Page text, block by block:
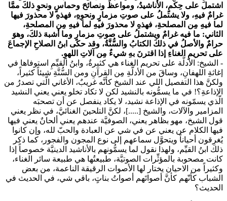
اشتملَ على حِكَمٍ، الأناشيدُ، ومواعظَ ونصائحَ وحماسٍ ونحوِ ذلكَ ممَّا
غرامٌ فيهِ، ولا يشتملُ على صوتِ مزمارٍ ونحوِهِ، فهذهِ لا محذورَ فيها
لما فيهِ مِن المصلحةِ، فهذهِ لا محذورَ فيهِ لما فيهِ مِن المصلحةِ،
الثاني: ما فيه غرامٌ ويشتملُ على صوتِ مزمارٍ وما أشبهَ ذلكَ، وهوَ
حرامٌ والأصلُ في ذلكَ الكتابُ والسُّنَّةُ، وقد حكى ابنُ الصلاحِ الإجماعَ
على تحريمِ الغناءِ إذا اقترنَ بهِ شيءٌ مِن آلاتِ اللهوِ.
- الشيخ: الأدلَّة على تحريم الغناء هي كثيرةٌ، وابنُ القيِّمِ استوفاها في
إغاثةِ اللهفانِ، وساقَ من الأدلَّةِ مِن القرآنِ ومن السُّنَّةِ شيئاً كثيراً،
ولكنَّ هذا التفصيل اللي عند الشيخ كأنَّه غريبٌ، الأغاني الّتي تصدرُ من
الإذاعةِ؟! في ما يسمُّونه بالنشيد لكن لا تكاد تخلو يعني يعني النشيد
الّذي يسمّونه في الإذاعة نشيد، لا يكاد ينفصل عن أن تصحبَه
المزامير والآلات، والشيخ [.....]، لكنَّ التلحينَ الغنائيَّ، في نظر يعني
قول الشيخ، مهو بظاهر يعني، الصوفيَّة عندهم يعني ألحانٌ يعني فيها
فيها الكلام عن يعني عن في شي عن العبادة والحبّ لله، وإن كانوا
يُغرِقون أحياناً ويتحوَّل سماعهم إلى نوع المجون والفجور، كما ذكر
ذلك ابنُ القيِّم، ولهذا نقول لما يسمُّونهم بالأناشيد الدينيَّة خصوصاً إذا
كانت مصحوبة بالمؤثِّرات الصوتيَّة، طبيعتُها هي طبيعة سائر الغناء،
وكثيراً من الاحيان يختار لها الأصوات الرقيقة الناعمة، من بعض
الشباب كأنّهم كأنَّ أصواتَهم أصواتُ بناتٍ، باقي شي، في الحديث في
الحديث؟